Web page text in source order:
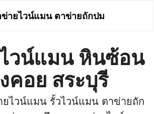
ายไวน์แมน ตาข่ายถักปม
วน์แมน หินซ้อน
คอย สระบุรี
ไวน์แมน รั้วไวน์แมน ตาข่ายถัก